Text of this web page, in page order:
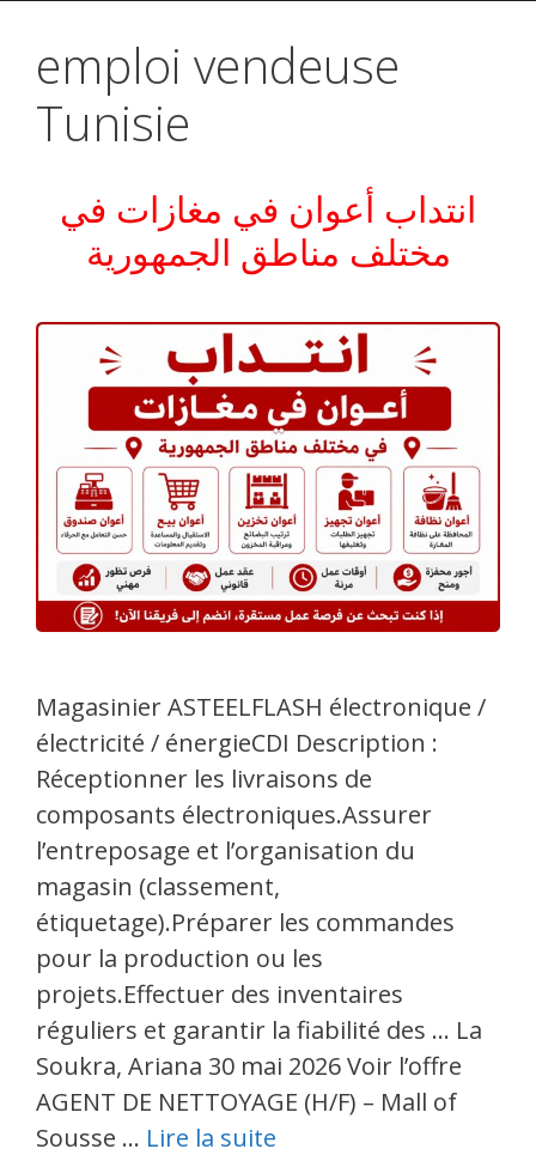
emploi vendeuse
Tunisie
انتداب أعوان في مغازات في
مختلف مناطق الجمهورية
Magasinier ASTEELFLASH électronique /
électricité / énergieCDI Description :
Réceptionner les livraisons de
composants électroniques.Assurer
l’entreposage et l’organisation du
magasin (classement,
étiquetage).Préparer les commandes
pour la production ou les
projets.Effectuer des inventaires
réguliers et garantir la fiabilité des … La
Soukra, Ariana 30 mai 2026 Voir l’offre
AGENT DE NETTOYAGE (H/F) – Mall of
Sousse … Lire la suite